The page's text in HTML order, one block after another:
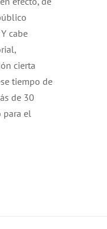
cabe
cierta
tiempo de
de 30
para el